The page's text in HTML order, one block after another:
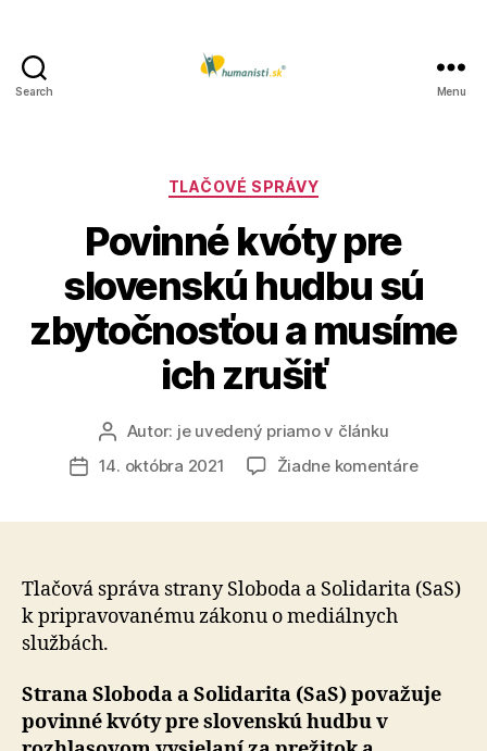
Search Menu
Kategórie
TLAČOVÉ SPRÁVY
Povinné kvóty pre
slovenskú hudbu sú
zbytočnosťou a musíme
ich zrušiť
Autor
článku
Autor: je uvedený priamo v článku
Dátum
14. októbra 2021 Žiadne komentárena
hudbu
ich
Tlačová správa strany Sloboda a Solidarita (SaS)
k pripravovanému zákonu o mediálnych
službách.
Strana Sloboda a Solidarita (SaS) považuje
povinné kvóty pre slovenskú hudbu v